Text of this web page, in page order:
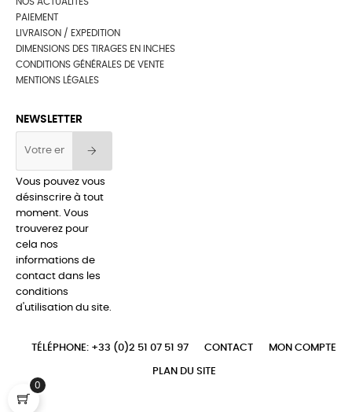
PAIEMENT
LIVRAISON / EXPEDITION
DIMENSIONS DES TIRAGES EN INCHES
CONDITIONS GÉNÉRALES DE VENTE
MENTIONS LÉGALES
NEWSLETTER
Vous pouvez vous
désinscrire à tout
moment. Vous
trouverez pour
cela nos
informations de
contact dans les
conditions
d'utilisation du site.
TÉLÉPHONE: +33 (0)2 51 07 51 97 CONTACT MON COMPTE
PLAN DU SITE
0